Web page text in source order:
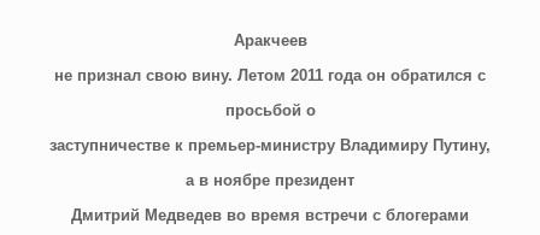
Аракчеев
не признал свою вину. Летом 2011 года он обратился с
просьбой о
заступничестве к премьер-министру Владимиру Путину,
а в ноябре президент
Дмитрий Медведев во время встречи с блогерами